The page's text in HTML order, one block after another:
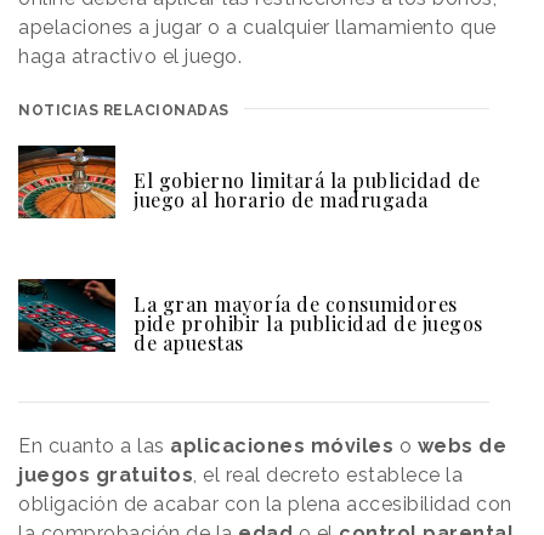
apelaciones a jugar o a cualquier llamamiento que
haga atractivo el juego.
NOTICIAS RELACIONADAS
El gobierno limitará la publicidad de
juego al horario de madrugada
La gran mayoría de consumidores
pide prohibir la publicidad de juegos
de apuestas
En cuanto a las aplicaciones móviles o webs de
juegos gratuitos, el real decreto establece la
obligación de acabar con la plena accesibilidad con